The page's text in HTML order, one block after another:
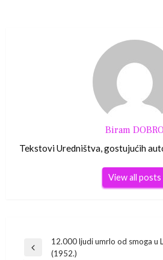
Biram
Tekstovi Uredništva, gostujućih
View all posts
Navigacija
Previous
12.000 ljudi umrlo od smoga u
(1952.)